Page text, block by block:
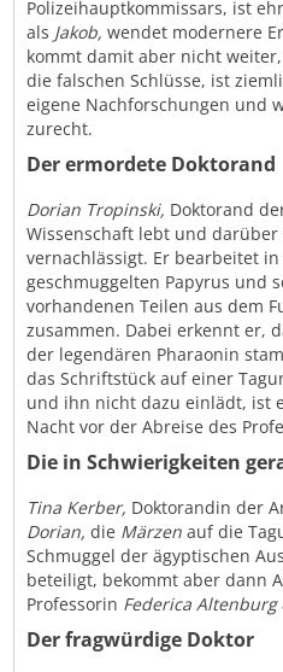
Polizeihauptkommissars, ist
als Jakob, wendet modernere
kommt damit aber nicht
die falschen Schlüsse, ist
eigene Nachforschungen und
zurecht.
Der ermordete Doktorand
Dorian Tropinski, Doktorand
Wissenschaft lebt und darüber
vernachlässigt. Er bearbeitet
geschmuggelten Papyrus und
vorhandenen Teilen aus dem
zusammen. Dabei erkennt er,
der legendären Pharaonin
das Schriftstück auf einer
und ihn nicht dazu einlädt, ist
Nacht vor der Abreise des
Die in Schwierigkeiten
Tina Kerber, Doktorandin der
Dorian, die Märzen auf die
Schmuggel der ägyptischen
beteiligt, bekommt aber dann
Professorin Federica Altenburg
Der fragwürdige Doktor